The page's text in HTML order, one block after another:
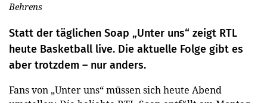
Behrens
Statt der täglichen Soap „Unter uns“ zeigt RTL
heute Basketball live. Die aktuelle Folge gibt es
aber trotzdem – nur anders.
Fans von „Unter uns“ müssen sich heute Abend